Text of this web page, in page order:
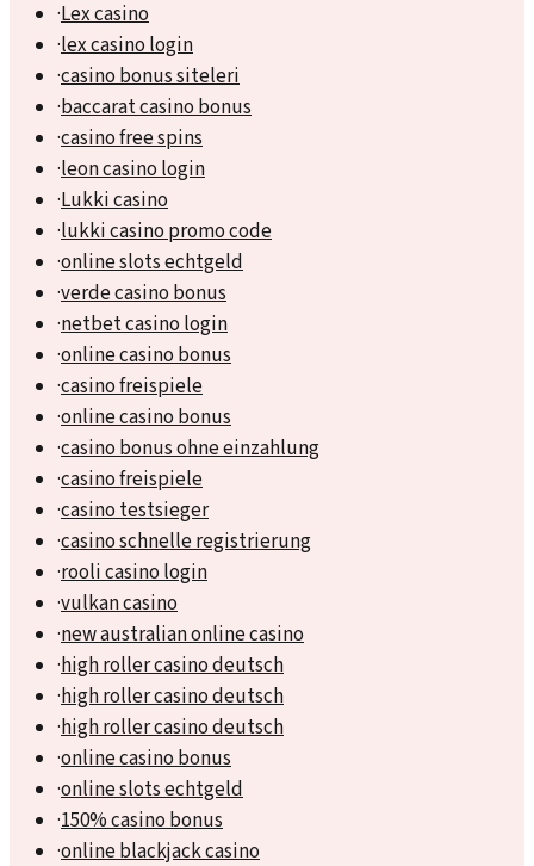
·Lex casino
·lex casino login
·casino bonus siteleri
·baccarat casino bonus
·casino free spins
·leon casino login
·Lukki casino
·lukki casino promo code
·online slots echtgeld
·verde casino bonus
·netbet casino login
·online casino bonus
·casino freispiele
·online casino bonus
·casino bonus ohne einzahlung
·casino freispiele
·casino testsieger
·casino schnelle registrierung
·rooli casino login
·vulkan casino
·new australian online casino
·high roller casino deutsch
·high roller casino deutsch
·high roller casino deutsch
·online casino bonus
·online slots echtgeld
·150% casino bonus
·online blackjack casino